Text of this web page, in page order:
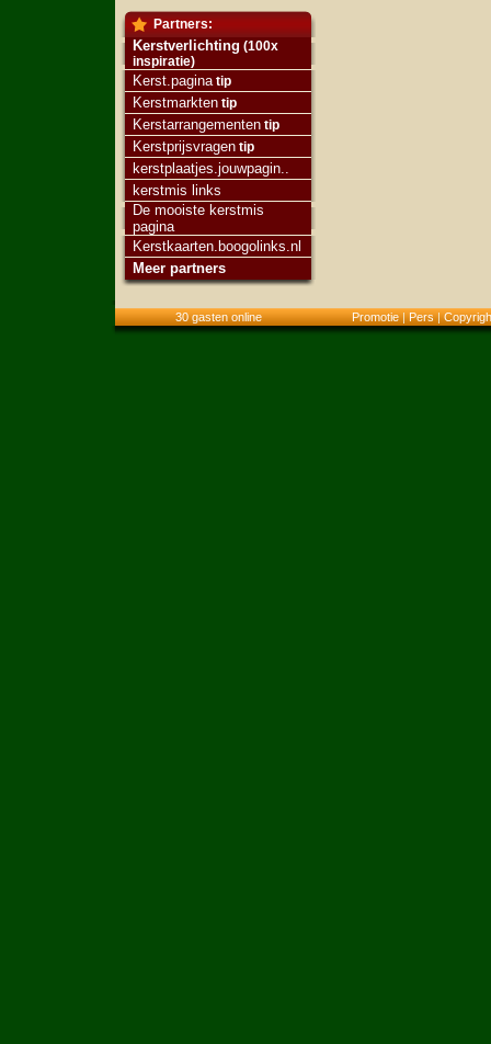
Partners:
Kerstverlichting (100x
inspiratie)
Kerst.pagina tip
Kerstmarkten tip
Kerstarrangementen tip
Kerstprijsvragen tip
kerstplaatjes.jouwpagin..
kerstmis links
De mooiste kerstmis
pagina
Kerstkaarten.boogolinks.nl
Meer partners
30 gasten online Promotie|Pers|